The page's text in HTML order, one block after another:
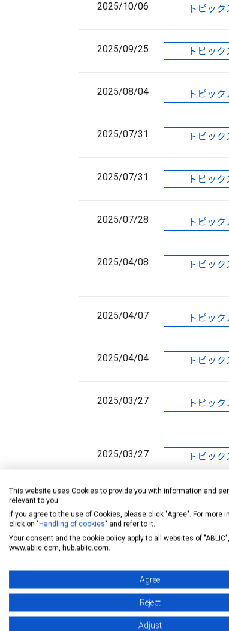
2025/10/06 トピック
2025/09/25 トピック
2025/08/04 トピック
2025/07/31 トピック
2025/07/31 トピック
2025/07/28 トピック
2025/04/08 トピック
2025/04/07 トピック
2025/04/04 トピック
2025/03/27 トピック
2025/03/27 トピック
2025/03/26
2025/03/07 トピック
2025/02/25
2025/01/31
This website uses Cookies to provide you with information and
relevant to you.
If you agree to the use of Cookies, please click "Agree". For more
click on "Handling of cookies" and refer to it.
Your consent and the cookie policy apply to all websites of
www.ablic.com, hub.ablic.com.
Agree
Reject
Adjust